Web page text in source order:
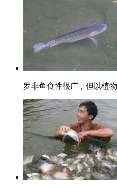
罗非鱼食性很广，但以植